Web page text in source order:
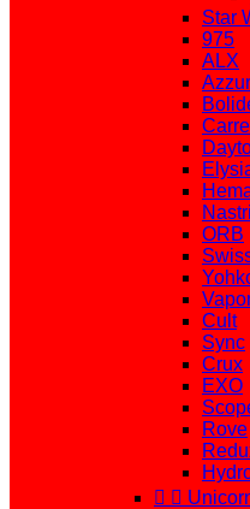
Star
975
ALX
Nastri
ORB
Cult
Sync
Crux
EXO
Rove
 